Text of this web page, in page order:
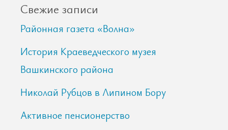
Свежие записи
Районная газета «Волна»
История Краеведческого музея
Вашкинского района
Николай Рубцов в Липином Бору
Активное пенсионерство